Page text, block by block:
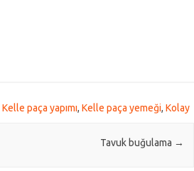
Kelle paça yapımı, Kelle paça yemeği, Kolay
Tavuk buğulama →